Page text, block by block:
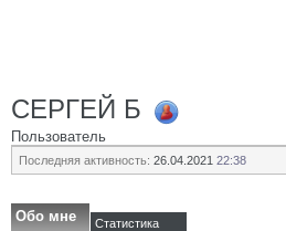
СЕРГЕЙ Б
Пользователь
Последняя активность: 26.04.2021 22:38
Обо мне Статистика